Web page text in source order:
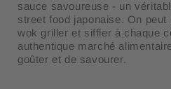
sauce savoureuse - un
street food japonaise. On
wok griller et siffler à chaque
authentique marché
goûter et de savourer.